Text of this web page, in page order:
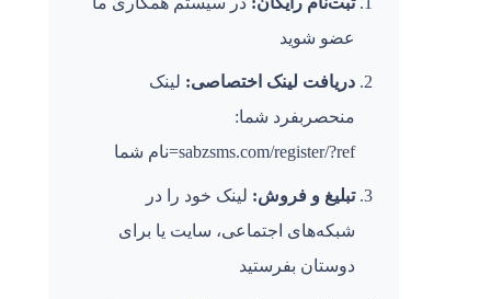
عضو شوید
دریافت لینک اختصاصی: لینک
منحصربفرد شما:
sabzsms.com/register/?ref=نام شما
تبلیغ و فروش: لینک خود را در
شبکه‌های اجتماعی، سایت یا برای
دوستان بفرستید